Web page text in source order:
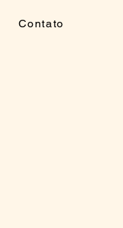
Contato